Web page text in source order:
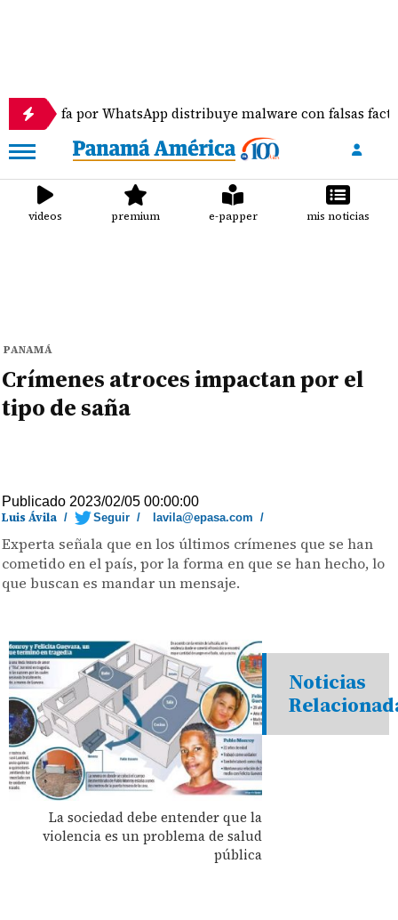
por WhatsApp distribuye malware con falsas facturas
videos premium e-papper mis noticias
PANAMÁ
Crímenes atroces impactan por el
tipo de saña
Publicado 2023/02/05 00:00:00
Luis Ávila / Seguir / lavila@epasa.com /
Experta señala que en los últimos crímenes que se han
cometido en el país, por la forma en que se han hecho, lo
que buscan es mandar un mensaje.
La sociedad debe entender que la
violencia es un problema de salud
pública
Noticias